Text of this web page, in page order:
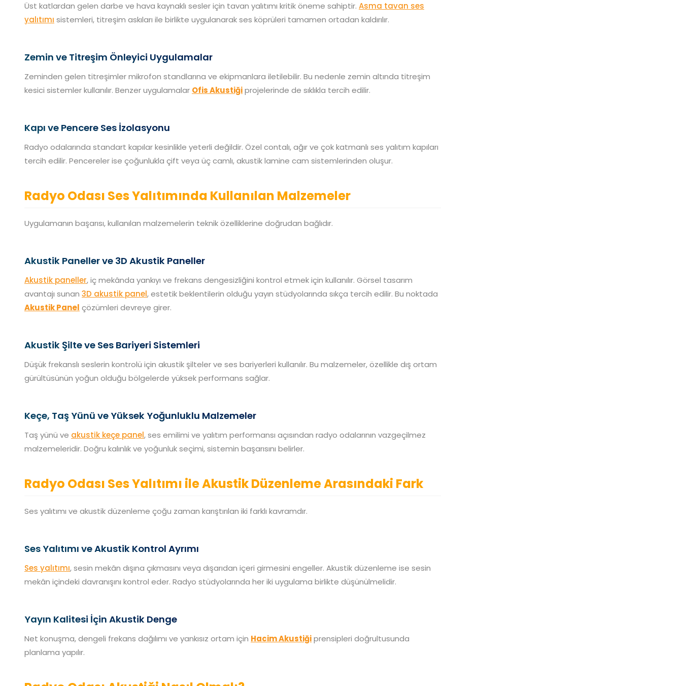
Üst katlardan gelen darbe ve hava kaynaklı sesler için tavan yalıtımı kritik öneme sahiptir. Asma tavan ses
yalıtımı sistemleri, titreşim askıları ile birlikte uygulanarak ses köprüleri tamamen ortadan kaldırılır.
Zemin ve Titreşim Önleyici Uygulamalar
Zeminden gelen titreşimler mikrofon standlarına ve ekipmanlara iletilebilir. Bu nedenle zemin altında titreşim
kesici sistemler kullanılır. Benzer uygulamalar Ofis Akustiğiprojelerinde de sıklıkla tercih edilir.
Kapı ve Pencere Ses İzolasyonu
Radyo odalarında standart kapılar kesinlikle yeterli değildir. Özel contalı, ağır ve çok katmanlı ses yalıtım kapıları
tercih edilir. Pencereler ise çoğunlukla çift veya üç camlı, akustik lamine cam sistemlerinden oluşur.
Radyo Odası Ses Yalıtımında Kullanılan Malzemeler
Uygulamanın başarısı, kullanılan malzemelerin teknik özelliklerine doğrudan bağlıdır.
Akustik Paneller ve 3D Akustik Paneller
Akustik paneller, iç mekânda yankıyı ve frekans dengesizliğini kontrol etmek için kullanılır. Görsel tasarım
avantajı sunan 3D akustik panel, estetik beklentilerin olduğu yayın stüdyolarında sıkça tercih edilir. Bu noktada
Akustik Panel çözümleri devreye girer.
Akustik Şilte ve Ses Bariyeri Sistemleri
Düşük frekanslı seslerin kontrolü için akustik şilteler ve ses bariyerleri kullanılır. Bu malzemeler, özellikle dış ortam
gürültüsünün yoğun olduğu bölgelerde yüksek performans sağlar.
Keçe, Taş Yünü ve Yüksek Yoğunluklu Malzemeler
Taş yünü ve akustik keçe panel, ses emilimi ve yalıtım performansı açısından radyo odalarının vazgeçilmez
malzemeleridir. Doğru kalınlık ve yoğunluk seçimi, sistemin başarısını belirler.
Radyo Odası Ses Yalıtımı ile Akustik Düzenleme Arasındaki Fark
Ses yalıtımı ve akustik düzenleme çoğu zaman karıştırılan iki farklı kavramdır.
Ses Yalıtımı ve Akustik Kontrol Ayrımı
Ses yalıtımı, sesin mekân dışına çıkmasını veya dışarıdan içeri girmesini engeller. Akustik düzenleme ise sesin
mekân içindeki davranışını kontrol eder. Radyo stüdyolarında her iki uygulama birlikte düşünülmelidir.
Yayın Kalitesi İçin Akustik Denge
Net konuşma, dengeli frekans dağılımı ve yankısız ortam için Hacim Akustiğiprensipleri doğrultusunda
planlama yapılır.